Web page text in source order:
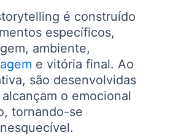
é construído
específicos,
ambiente,
e vitória final. Ao
são desenvolvidas
o emocional
tornando-se